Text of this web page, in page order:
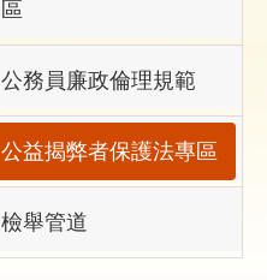
區
公務員廉政倫理規範
公益揭弊者保護法專區
檢舉管道